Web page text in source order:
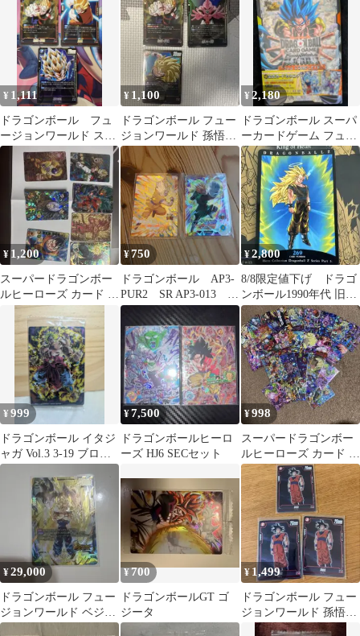
セット
¥ 1,111
ドラゴンボール フュ
ージョンワールド スト
ーリーブースター01収
録 SR3枚
¥ 1,100
ドラゴンボール フュー
ジョンワールド 孫悟飯
魔人ブウ 3枚セット
¥ 2,180
ドラゴンボール スーパ
ーカードゲーム フュー
ジョンワールド カード
カタログ
¥1,200
スーパードラゴンボー
ルヒーローズ カード 7
枚セット
¥750
ドラゴンボール AP3-
PUR2 SR AP3-013 2
枚
¥2,800
8/8限定値下げ ドラゴ
ンボール1990年代 旧カ
ードレア 希少品 コレク
ション
¥999
ドラゴンボール イタジ
ャガ Vol.3 3-19 ブロリ
ー
¥7,500
ドラゴンボールヒーロ
ーズ HJ6 SECセット
¥998
スーパードラゴンボー
ルヒーローズ カード ま
とめ売り25枚
¥29,000
ドラゴンボール フュー
ジョンワールド ベジッ
ト SR パラレル
¥700
ドラゴンボールGT ゴ
ジータ
¥ 1,499
ドラゴンボール フュー
ジョンワールド 孫悟空
ST01-003 3枚セット